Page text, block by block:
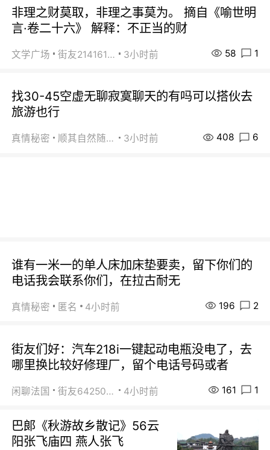
非理之财莫取，非理之事莫为。 摘自《喻世明
言·卷二十六》 解释：不正当的财
文学广场 街友21416156 3小时前 58 1
找30-45空虚无聊寂寞聊天的有吗可以搭伙去
旅游也行
真情秘密 顺其自然随缘 3小时前 408 6
谁有一米一的单人床加床垫要卖，留下你们的
电话我会联系你们，在拉古耐无
真情秘密 匿名 4小时前 196 2
街友们好：汽车218i一键起动电瓶没电了，去
哪里换比较好修理厂，留个电话号码或者
闲聊法国 街友64250024 4小时前 161 1
巴郞《秋游故乡散记》56云
阳张飞庙四 燕人张飞